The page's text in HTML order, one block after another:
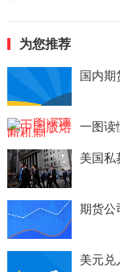
为您推荐
国内期
一图读
美国私
期货公
美元兑